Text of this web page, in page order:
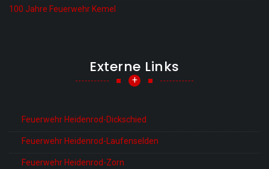
100 Jahre Feuerwehr Kemel
Externe Links
+
Feuerwehr Heidenrod-Dickschied
Feuerwehr Heidenrod-Laufenselden
Feuerwehr Heidenrod-Zorn